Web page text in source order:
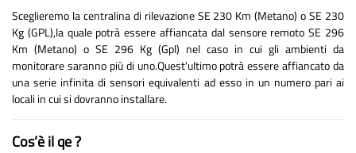
Sceglieremo la centralina di rilevazione SE 230 Km (Metano) o SE 230
Kg (GPL),la quale potrà essere affiancata dal sensore remoto SE 296
Km (Metano) o SE 296 Kg (Gpl) nel caso in cui gli ambienti da
monitorare saranno più di uno.Quest'ultimo potrà essere affiancato da
una serie infinita di sensori equivalenti ad esso in un numero pari ai
locali in cui si dovranno installare.
Cos’è il qe ?